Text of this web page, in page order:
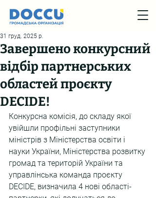
Завершено конкурсний
відбір партнерських
областей проєкту
DECIDE!
31 груд. 2025 р.
Конкурсна комісія, до складу якої
увійшли профільні заступники
міністрів з Міністерства освіти і
науки України, Міністерства розвитку
громад та територій України та
управлінська команда проєкту
DECIDE, визначила 4 нові області-